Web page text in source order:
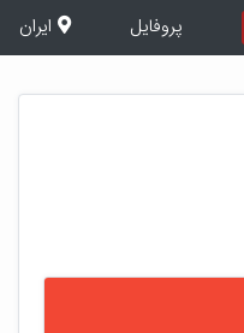
پروفایل ایران